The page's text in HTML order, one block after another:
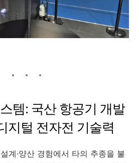
템: 국산 항공기 개발
지털 전자전 기술력
계·양산 경험에서 타의 추종을 불